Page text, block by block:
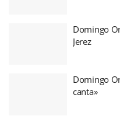
Domingo
Jerez
Domingo
canta»